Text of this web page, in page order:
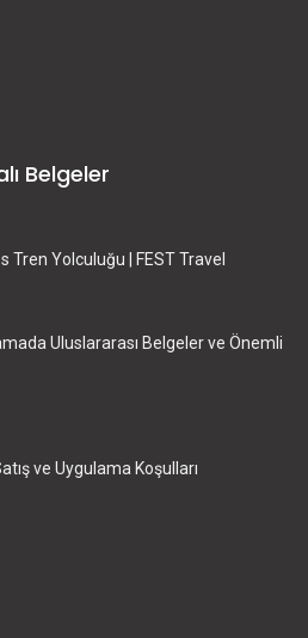
Belgeler
Tren Yolculuğu | FEST Travel
Uluslararası Belgeler ve Önemli
ve Uygulama Koşulları